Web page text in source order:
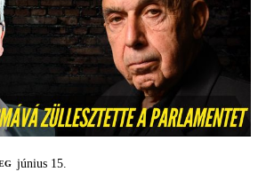
június 15.